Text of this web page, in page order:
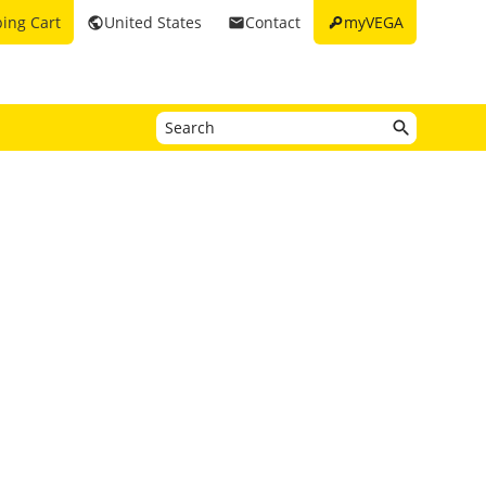
keymyVEGA
emailContact
publicUnited States
Cart